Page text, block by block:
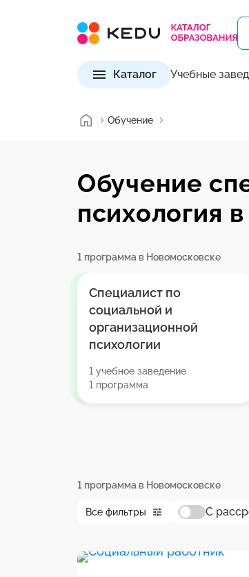
Каталог Учебные
Обучение
Обучение
психология
1 программа в Новомосковске
Специалист по
социальной и
организационной
психологии
1 учебное заведение
1 программа
1 программа в Новомосковске
Все фильтры С